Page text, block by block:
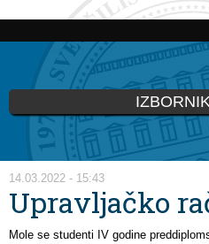
Skoči
glavni
sadržaj
Vi ste ovdje
14.03.2022 - 15:43
Upravljačko
Mole se studenti IV godine